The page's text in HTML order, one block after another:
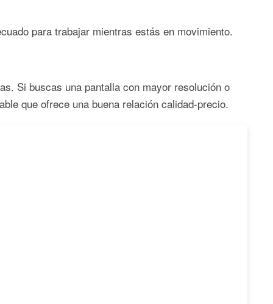
para trabajar mientras estás en movimiento.
Si buscas una pantalla con mayor resolución o
que ofrece una buena relación calidad-precio.